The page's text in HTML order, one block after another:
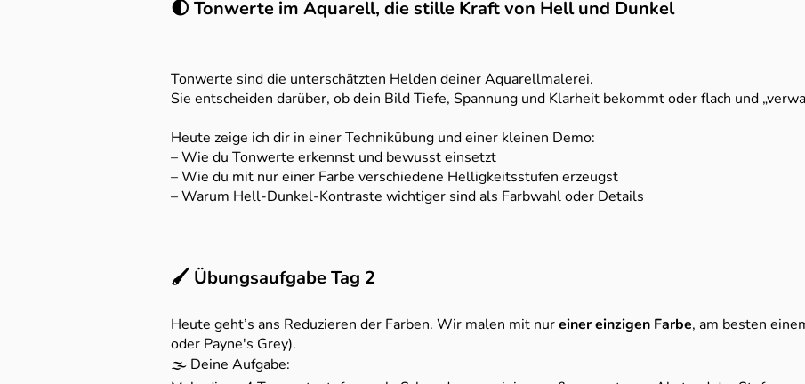
🌓 Tonwerte im Aquarell, die stille Kraft von Hell und Dunkel
Tonwerte sind die unterschätzten Helden deiner Aquarellmalerei.
Sie entscheiden darüber, ob dein Bild Tiefe, Spannung und Klarheit bekommt oder flach und
Heute zeige ich dir in einer Technikübung und einer kleinen Demo:
– Wie du Tonwerte erkennst und bewusst einsetzt
– Wie du mit nur einer Farbe verschiedene Helligkeitsstufen erzeugst
– Warum Hell-Dunkel-Kontraste wichtiger sind als Farbwahl oder Details
🖌️ Übungsaufgabe Tag 2
Heute geht’s ans Reduzieren der Farben. Wir malen mit nureiner einzigen Farbe, am besten
oder Payne's Grey).
🌫️ Deine Aufgabe: